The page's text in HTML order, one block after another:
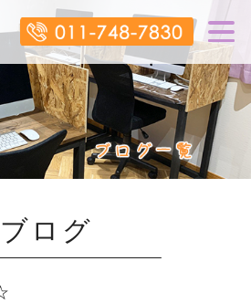
ブログ